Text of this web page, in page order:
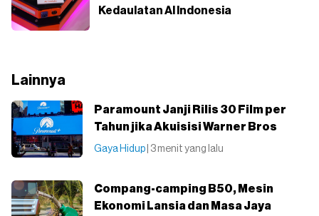
Kedaulatan AI Indonesia
Lainnya
Paramount Janji Rilis 30 Film per
Tahun jika Akuisisi Warner Bros
Gaya Hidup | 3 menit yang lalu
Compang-camping B50, Mesin
Ekonomi Lansia dan Masa Jaya